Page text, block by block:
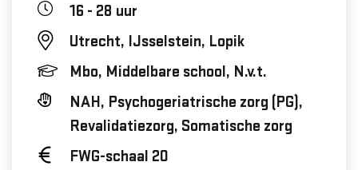
16 - 28 uur
Utrecht, IJsselstein, Lopik
Mbo, Middelbare school, N.v.t.
NAH, Psychogeriatrische zorg (PG),
Revalidatiezorg, Somatische zorg
FWG-schaal 20